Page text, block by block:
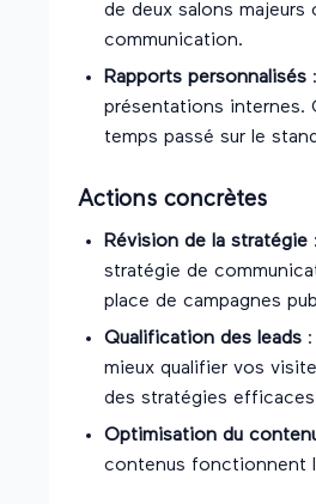
de deux salons
communication.
Rapports personnalisés
présentations internes.
temps passé sur le
Actions concrètes
Révision de la stratégie
stratégie de
place de campagnes
Qualification des leads
mieux qualifier vos
des stratégies
Optimisation du
contenus fonctionnent